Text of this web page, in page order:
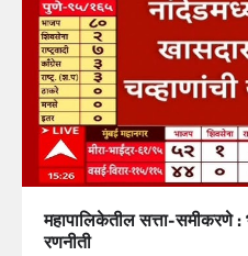
महापालिकेतील सत्ता-समीकरणे
रणनीती